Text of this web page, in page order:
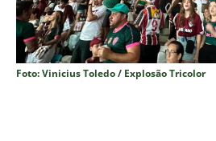
Foto: Vinicius Toledo / Explosão Tricolor